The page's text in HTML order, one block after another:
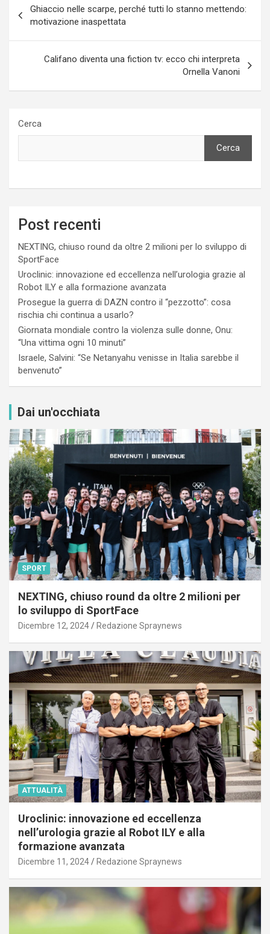
articoli
Ghiaccio nelle scarpe, perché tutti lo stanno mettendo:
motivazione inaspettata
Califano diventa una fiction tv: ecco chi interpreta
Ornella Vanoni
Cerca
Cerca
Post recenti
NEXTING, chiuso round da oltre 2 milioni per lo sviluppo di
SportFace
Uroclinic: innovazione ed eccellenza nell’urologia grazie al
Robot ILY e alla formazione avanzata
Prosegue la guerra di DAZN contro il “pezzotto”: cosa
rischia chi continua a usarlo?
Giornata mondiale contro la violenza sulle donne, Onu:
“Una vittima ogni 10 minuti”
Israele, Salvini: “Se Netanyahu venisse in Italia sarebbe il
benvenuto”
Dai un'occhiata
SPORT
NEXTING, chiuso round da oltre 2 milioni per
lo sviluppo di SportFace
Dicembre 12, 2024 Redazione Spraynews
ATTUALITÀ
Uroclinic: innovazione ed eccellenza
nell’urologia grazie al Robot ILY e alla
formazione avanzata
Dicembre 11, 2024 Redazione Spraynews